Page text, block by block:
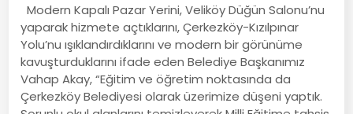
Modern Kapalı Pazar Yerini, Veliköy Düğün Salonu’nu
yaparak hizmete açtıklarını, Çerkezköy-Kızılpınar
Yolu’nu ışıklandırdıklarını ve modern bir görünüme
kavuşturduklarını ifade eden Belediye Başkanımız
Vahap Akay, “Eğitim ve öğretim noktasında da
Çerkezköy Belediyesi olarak üzerimize düşeni yaptık.